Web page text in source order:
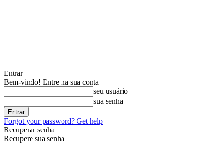
Entrar
Bem-vindo! Entre na sua conta
seu usuário
sua senha
Forgot your password? Get help
Recuperar senha
Recupere sua senha